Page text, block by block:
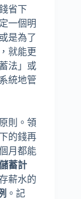
省下
一個明
是為了
就能更
法」或
統地管
則。領
的錢再
月都能
蓄計
薪水的
。記